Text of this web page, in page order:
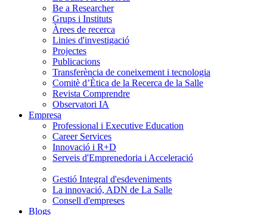
Be a Researcher
Grups i Instituts
Àrees de recerca
Linies d'investigació
Projectes
Publicacions
Transferència de coneixement i tecnologia
Comitè d’Ètica de la Recerca de la Salle
Revista Comprendre
Observatori IA
Empresa
Professional i Executive Education
Career Services
Innovació i R+D
Serveis d'Emprenedoria i Acceleració
Gestió Integral d'esdeveniments
La innovació, ADN de La Salle
Consell d'empreses
Blogs